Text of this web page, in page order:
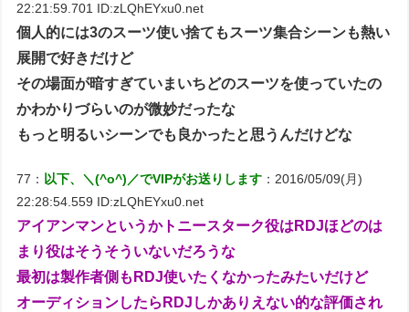
22:21:59.701 ID:zLQhEYxu0.net
個人的には3のスーツ使い捨てもスーツ集合シーンも熱い
展開で好きだけど
その場面が暗すぎていまいちどのスーツを使っていたの
かわかりづらいのが微妙だったな
もっと明るいシーンでも良かったと思うんだけどな
77： 以下、＼(^o^)／でVIPがお送りします ：2016/05/09(月)
22:28:54.559 ID:zLQhEYxu0.net
アイアンマンというかトニースターク役はRDJほどのは
まり役はそうそういないだろうな
最初は製作者側もRDJ使いたくなかったみたいだけど
オーディションしたらRDJしかありえない的な評価され